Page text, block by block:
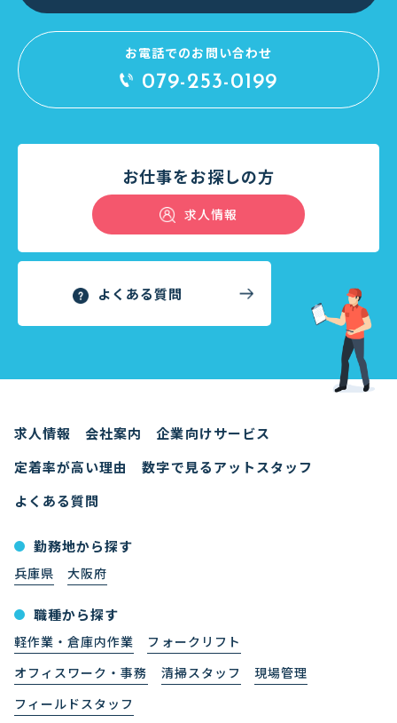
お電話でのお問い合わせ
079-253-0199
お仕事をお探しの方
求人情報
よくある質問
求人情報 会社案内
企業向けサービス
定着率が高い理由
数字で見るアットスタッフ
よくある質問
勤務地から探す
兵庫県 大阪府
職種から探す
軽作業・倉庫内作業
フォークリフト
オフィスワーク・事務
清掃スタッフ
現場管理
フィールドスタッフ